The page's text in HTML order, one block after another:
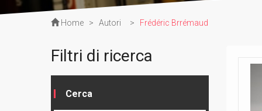
Home > Autori > Frédéric Brrémaud
Filtri di ricerca
Cerca